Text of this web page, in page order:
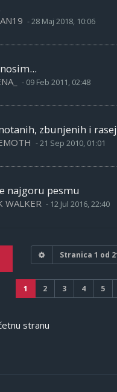
-28 Maj 2018, 10:06
- 09 Feb 2011, 02:48
zbunjenih i
-21 Sep 2010, 01:01
najgoru pesmu
WALKER - 12 Jul 2016, 22:40
Stranica 1 od
1 2 3 4 5
stranu